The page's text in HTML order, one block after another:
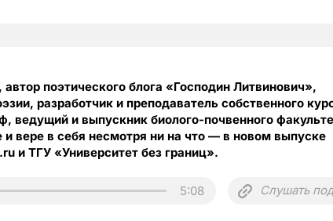
поэтического блога «Господин Литвинович»,
разработчик и преподаватель собственного
ведущий и выпускник биолого-почвенного
и вере в себя несмотря ни на что — в новом выпуске
и ТГУ «Университет без границ».
5:08 Слушать